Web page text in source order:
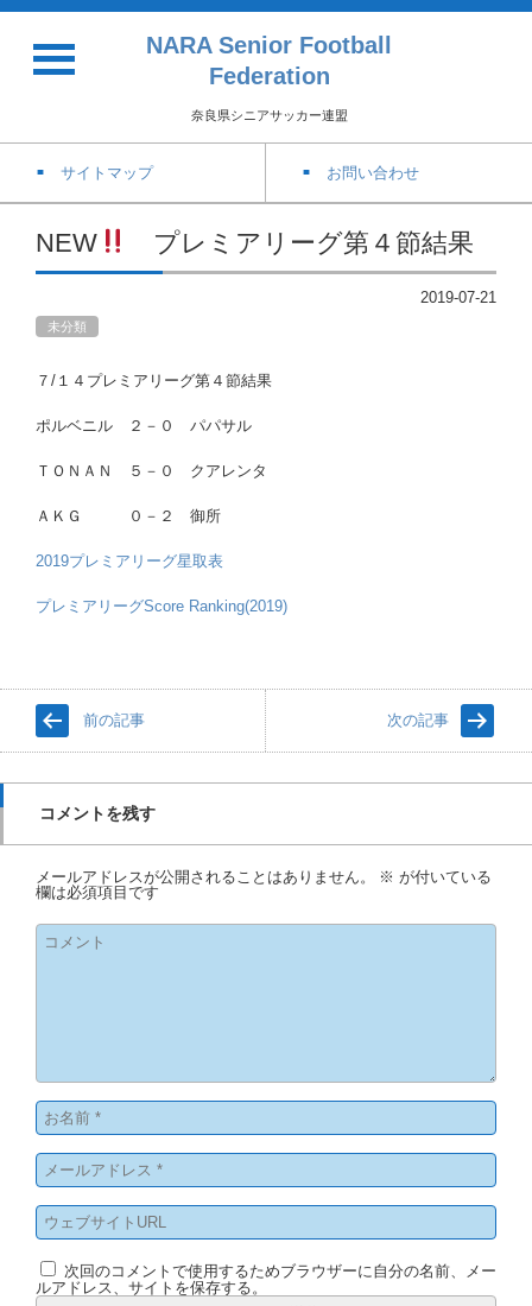
NARA Senior Football
Federation
奈良県シニアサッカー連盟
サイトマップ お問い合わせ
NEW プレミアリーグ第４節結果
2019-07-21
未分類
７/１４プレミアリーグ第４節結果
ポルベニル ２－０ パパサル
ＴＯＮＡＮ ５－０ クアレンタ
ＡＫＧ ０－２ 御所
2019プレミアリーグ星取表
プレミアリーグScore Ranking(2019)
前の記事 次の記事
コメントを残す
メールアドレスが公開されることはありません。 ※ が付いている
欄は必須項目です
次回のコメントで使用するためブラウザーに自分の名前、メー
ルアドレス、サイトを保存する。